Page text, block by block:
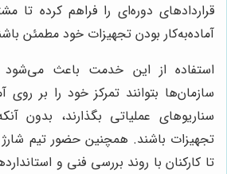
قراردادهای دوره‌ای را فراهم کرده تا
آماده‌به‌کار بودن تجهیزات خود مطمئن
استفاده از این خدمت باعث می‌شود
سازمان‌ها بتوانند تمرکز خود را بر
سناریوهای عملیاتی بگذارند، بدون
تجهیزات باشند. همچنین حضور تیم
تا کارکنان با روند بررسی فنی و